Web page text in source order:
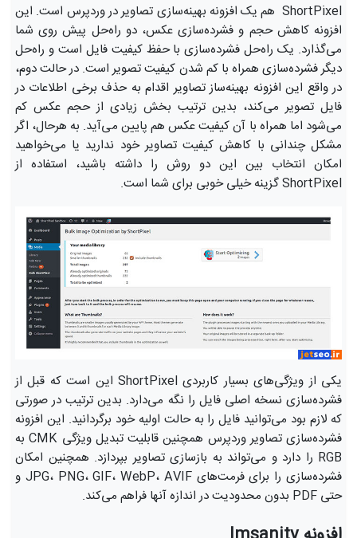
ShortPixel هم یک افزونه بهینه‌سازی تصاویر در وردپرس است. این
افزونه کاهش حجم و فشرده‌سازی عکس، دو راه‌حل پیش روی شما
می‌گذارد. یک راه‌حل فشرده‌سازی با حفظ کیفیت فایل است و راه‌حل
دیگر فشرده‌سازی همراه با کم شدن کیفیت تصویر است. در حالت دوم،
در واقع این افزونه بهینه‌ساز تصاویر اقدام به حذف برخی اطلاعات در
فایل تصویر می‌کند، بدین ترتیب بخش زیادی از حجم عکس کم
می‌شود اما همراه با آن کیفیت عکس هم پایین می‌آید. به هرحال، اگر
مشکل چندانی با کاهش کیفیت تصاویر خود ندارید یا می‌خواهید
امکان انتخاب بین این دو روش را داشته باشید، استفاده از
ShortPixel گزینه خیلی خوبی برای شما است.
یکی از ویژگی‌های بسیار کاربردی ShortPixel این است که قبل از
فشرده‌سازی نسخه اصلی فایل را نگه می‌دارد. بدین ترتیب در صورتی
که لازم بود می‌توانید فایل را به حالت اولیه خود برگردانید. این افزونه
فشرده‌سازی تصاویر وردپرس همچنین قابلیت تبدیل ویژگی CMK به
RGB را دارد و می‌تواند به بازسازی تصاویر بپردازد. همچنین امکان
فشرده‌سازی را برای فرمت‌های JPG، PNG، GIF، WebP، AVIF و
حتی PDF بدون محدودیت در اندازه آنها فراهم می‌کند.